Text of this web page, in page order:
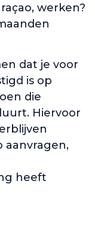
werken?
dat je voor
is op
die
Hiervoor
aanvragen,
heeft